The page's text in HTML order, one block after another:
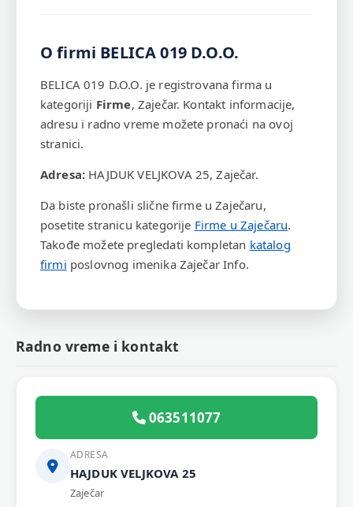
O firmi BELICA 019 D.O.O.
BELICA 019 D.O.O. je registrovana firma u
kategoriji Firme, Zaječar. Kontakt informacije,
adresu i radno vreme možete pronaći na ovoj
stranici.
Adresa: HAJDUK VELJKOVA 25, Zaječar.
Da biste pronašli slične firme u Zaječaru,
posetite stranicu kategorije Firme u Zaječaru.
Takođe možete pregledati kompletan katalog
firmi poslovnog imenika Zaječar Info.
Radno vreme i kontakt
063511077
ADRESA
HAJDUK VELJKOVA 25
Zaječar